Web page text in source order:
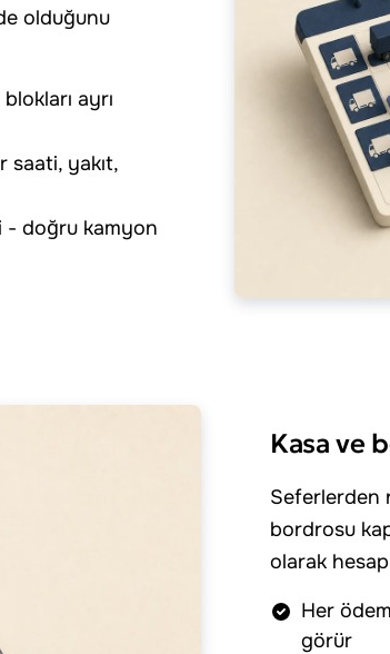
olduğunu
ayrı
saati, yakıt,
doğru kamyon
Kasa ve
Seferlerden
bordrosu
olarak
Her
görür